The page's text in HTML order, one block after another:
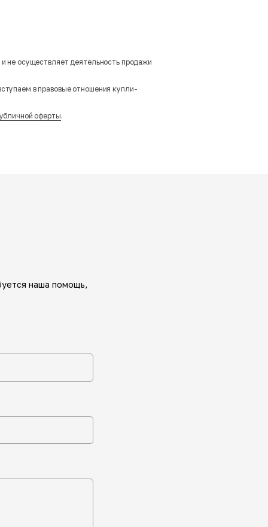
не осуществляет деятельность продажи
в правовые отношения купли-
оферты.
наша помощь,